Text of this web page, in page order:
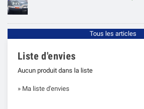
Tous les articles
Liste d'envies
Aucun produit dans la liste
» Ma liste d'envies